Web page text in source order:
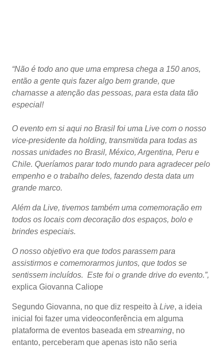
“Não é todo ano que uma empresa chega a 150 anos,
então a gente quis fazer algo bem grande, que
chamasse a atenção das pessoas, para esta data tão
especial!
O evento em si aqui no Brasil foi uma Live com o nosso
vice-presidente da holding, transmitida para todas as
nossas unidades no Brasil, México, Argentina, Peru e
Chile. Queríamos parar todo mundo para agradecer pelo
empenho e o trabalho deles, fazendo desta data um
grande marco.
Além da Live, tivemos também uma comemoração em
todos os locais com decoração dos espaços, bolo e
brindes especiais.
O nosso objetivo era que todos parassem para
assistirmos e comemorarmos juntos, que todos se
sentissem incluídos. Este foi o grande drive do evento.”,
explica Giovanna Caliope
Segundo Giovanna, no que diz respeito à Live, a ideia
inicial foi fazer uma videoconferência em alguma
plataforma de eventos baseada em streaming, no
entanto, perceberam que apenas isto não seria